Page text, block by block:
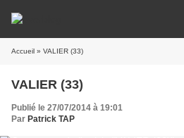
Accueil » VALIER (33)
VALIER (33)
Publié le 27/07/2014 à 19:01
Par Patrick TAP